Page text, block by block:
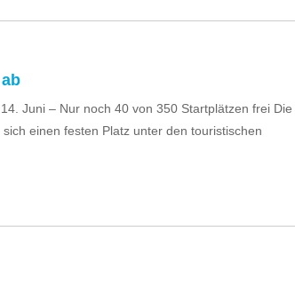
Juni – Nur noch 40 von 350 Startplätzen frei Die
einen festen Platz unter den touristischen